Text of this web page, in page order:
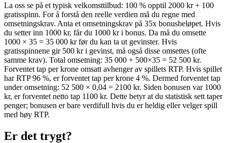
La oss se på et typisk velkomsttilbud: 100 % opptil 2000 kr + 100
gratisspinn. For å forstå den reelle verdien må du regne med
omsetningskrav. Anta et omsetningskrav på 35x bonusbeløpet. Hvis
du setter inn 1000 kr, får du 1000 kr i bonus. Da må du omsette
1000 × 35 = 35 000 kr før du kan ta ut gevinster. Hvis
gratisspinnene gir 500 kr i gevinst, må også disse omsettes (ofte
samme krav). Total omsetning: 35 000 + 500×35 = 52 500 kr.
Forventet tap per krone omsatt avhenger av spillets RTP. Hvis spillet
har RTP 96 %, er forventet tap per krone 4 %. Dermed forventet tap
under omsetning: 52 500 × 0,04 = 2100 kr. Siden bonusen var 1000
kr, er forventet netto tap 1100 kr. Dette betyr at du statistisk sett taper
penger; bonusen er bare verdifull hvis du er heldig eller velger spill
med høy RTP.
Er det trygt?